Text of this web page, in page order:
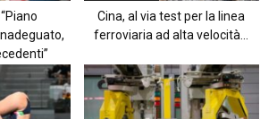
Cina, al via test per la linea
ferroviaria ad alta velocità...